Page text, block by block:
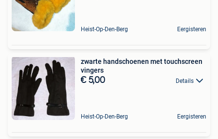
Heist-Op-Den-Berg Eergisteren
zwarte handschoenen met touchscreen
vingers
€ 5,00 Details
Heist-Op-Den-Berg Eergisteren